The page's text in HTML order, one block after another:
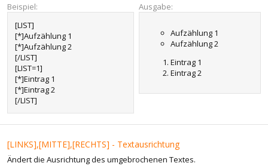
Beispiel:
[LIST]
[*]Aufzählung 1
[*]Aufzählung 2
[/LIST]
[LIST=1]
[*]Eintrag 1
[*]Eintrag 2
[/LIST]
Ausgabe:
Aufzählung 1
Aufzählung 2
Eintrag 1
Eintrag 2
[LINKS],[MITTE],[RECHTS] - Textausrichtung
Ändert die Ausrichtung des umgebrochenen Textes.